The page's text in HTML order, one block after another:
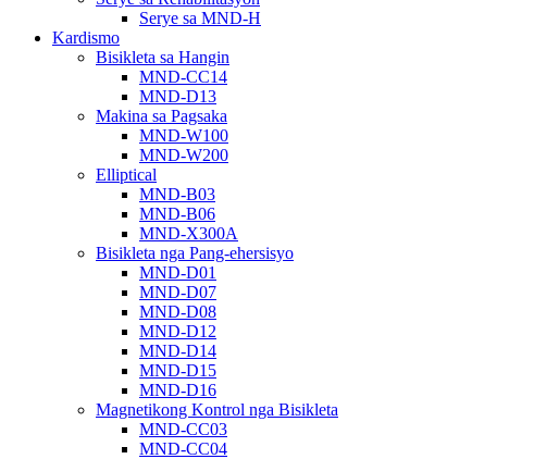
Serye sa MND-H
Kardismo
Bisikleta sa Hangin
MND-CC14
MND-D13
Makina sa Pagsaka
MND-W100
MND-W200
Elliptical
MND-B03
MND-B06
MND-X300A
Bisikleta nga Pang-ehersisyo
MND-D01
MND-D07
MND-D08
MND-D12
MND-D14
MND-D15
MND-D16
Magnetikong Kontrol nga Bisikleta
MND-CC03
MND-CC04